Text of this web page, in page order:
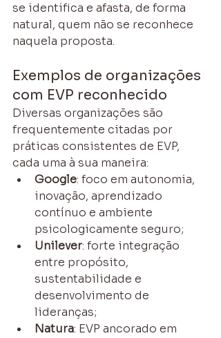
se identifica e afasta, de forma
natural, quem não se reconhece
naquela proposta.
Exemplos de organizações
com EVP reconhecido
Diversas organizações são
frequentemente citadas por
práticas consistentes de EVP,
cada uma à sua maneira:
Google: foco em autonomia,
inovação, aprendizado
contínuo e ambiente
psicologicamente seguro;
Unilever: forte integração
entre propósito,
sustentabilidade e
desenvolvimento de
lideranças;
Natura: EVP ancorado em